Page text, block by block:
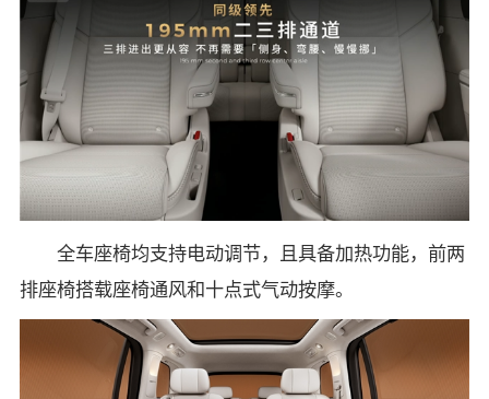
全车座椅均支持电动调节，且具备加热功能，前两
排座椅搭载座椅通风和十点式气动按摩。